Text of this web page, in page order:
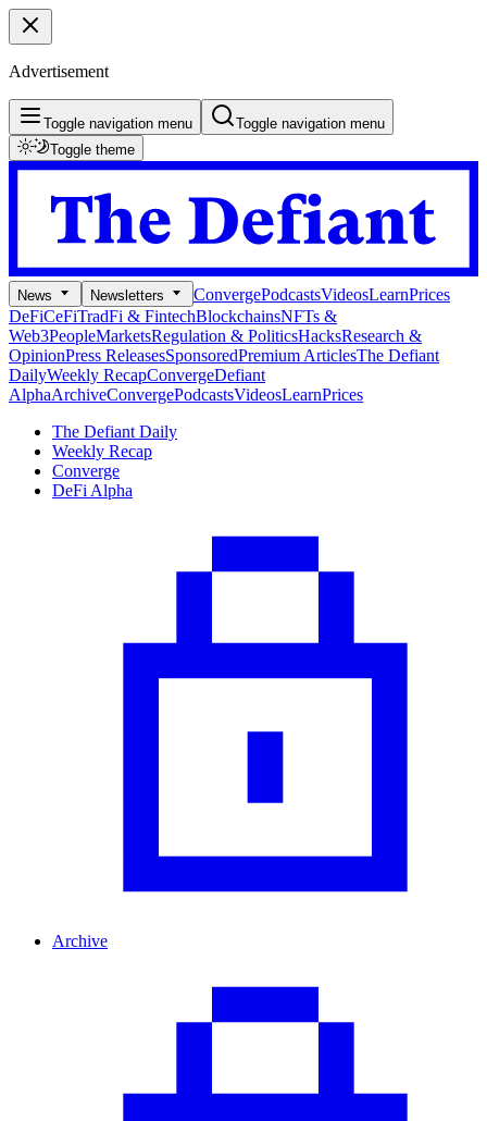
Advertisement
Toggle navigation menu
Toggle navigation menu
Toggle theme
News Newsletters ConvergePodcastsVideosLearnPrices
DeFiCeFiTradFi & FintechBlockchainsNFTs &
Web3PeopleMarketsRegulation & PoliticsHacksResearch &
OpinionPress ReleasesSponsoredPremium ArticlesThe Defiant
DailyWeekly RecapConvergeDefiant
AlphaArchiveConvergePodcastsVideosLearnPrices
The Defiant Daily
Weekly Recap
Converge
DeFi Alpha
Archive